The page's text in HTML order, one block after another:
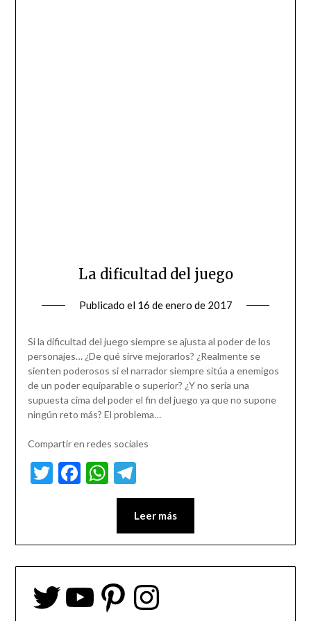
La dificultad del juego
Publicado el 16 de enero de 2017
Si la dificultad del juego siempre se ajusta al poder de los
personajes… ¿De qué sirve mejorarlos? ¿Realmente se
sienten poderosos si el narrador siempre sitúa a enemigos
de un poder equiparable o superior? ¿Y no sería una
supuesta cima del poder el fin del juego ya que no supone
ningún reto más? El problema…
Compartir en redes sociales
Twitter
Facebook
WhatsApp
Telegram
Leer más